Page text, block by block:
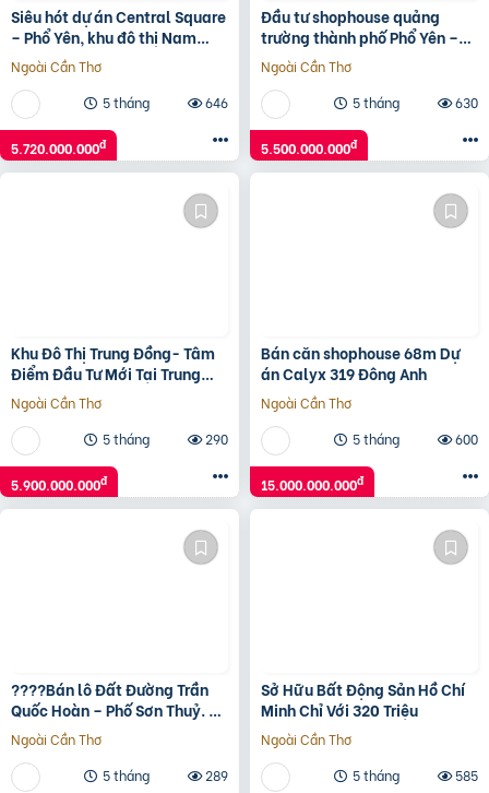
Siêu hót dự án Central Square
– Phổ Yên, khu đô thị Nam
Thái – chủ đầu tư Taseco
Land
Ngoài Cần Thơ
5 tháng
646
5.720.000.000đ
Đầu tư shophouse quảng
trường thành phố Phổ Yên –
tài sản truyền đời khẳng định
đẳng cấp
Ngoài Cần Thơ
5 tháng
630
5.500.000.000đ
Khu Đô Thị Trung Đồng- Tâm
Điểm Đầu Tư Mới Tại Trung
Đồng – Việt Yên
Ngoài Cần Thơ
5 tháng
290
5.900.000.000đ
Bán căn shophouse 68m Dự
án Calyx 319 Đông Anh
Ngoài Cần Thơ
5 tháng
600
15.000.000.000đ
????Bán lô Đất Đường Trần
Quốc Hoàn – Phố Sơn Thuỷ. LH
0905233234
Ngoài Cần Thơ
5 tháng
289
Sở Hữu Bất Động Sản Hồ Chí
Minh Chỉ Với 320 Triệu
Ngoài Cần Thơ
5 tháng
585